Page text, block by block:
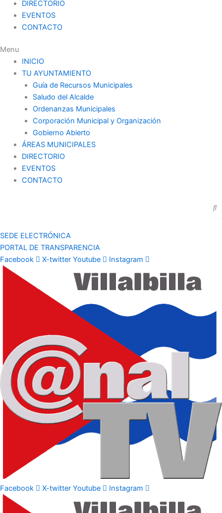
DIRECTORIO
EVENTOS
CONTACTO
Menu
INICIO
TU AYUNTAMIENTO
Guía de Recursos Municipales
Saludo del Alcalde
Ordenanzas Municipales
Corporación Municipal y Organización
Gobierno Abierto
ÁREAS MUNICIPALES
DIRECTORIO
EVENTOS
CONTACTO
SEDE ELECTRÓNICA
PORTAL DE TRANSPARENCIA
Facebook
X-twitter Youtube Instagram
Facebook X-twitter Youtube Instagram